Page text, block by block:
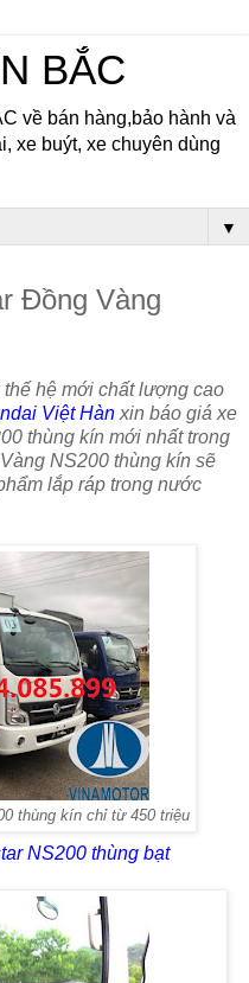
BẮC
về bán hàng,bảo hành và
xe buýt, xe chuyên dùng
▼
Đồng Vàng
hệ mới chất lượng cao
Việt Hàn xin báo giá xe
thùng kín mới nhất trong
NS200 thùng kín sẽ
lắp ráp trong nước
thùng kín chỉ từ 450 triệu
NS200 thùng bạt